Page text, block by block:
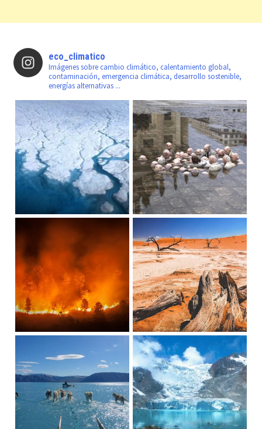
eco_climatico
Imágenes sobre cambio climático, calentamiento global,
contaminación, emergencia climática, desarrollo sostenible,
energías alternativas ...